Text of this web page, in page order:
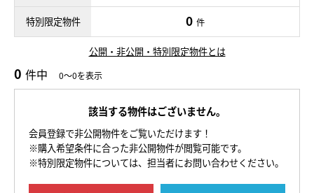
特別限定物件 0 件
公開・非公開・特別限定物件とは
0 件中 0～0を表示
該当する物件はございません。
会員登録で非公開物件をご覧いただけます！
※購入希望条件に合った非公開物件が閲覧可能です。
※特別限定物件については、担当者にお問い合わせください。